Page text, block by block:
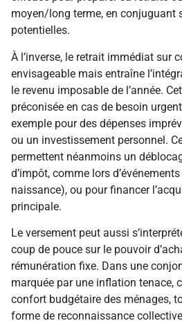
moyen/long terme, en conjuguant
potentielles.
À l’inverse, le retrait immédiat sur
envisageable mais entraîne
le revenu imposable de l’année.
préconisée en cas de besoin
exemple pour des dépenses
ou un investissement personnel.
permettent néanmoins un
d’impôt, comme lors
naissance), ou pour financer
principale.
Le versement peut aussi
coup de pouce sur le pouvoir
rémunération fixe. Dans une
marquée par une inflation tenace,
confort budgétaire des ménages,
forme de reconnaissance